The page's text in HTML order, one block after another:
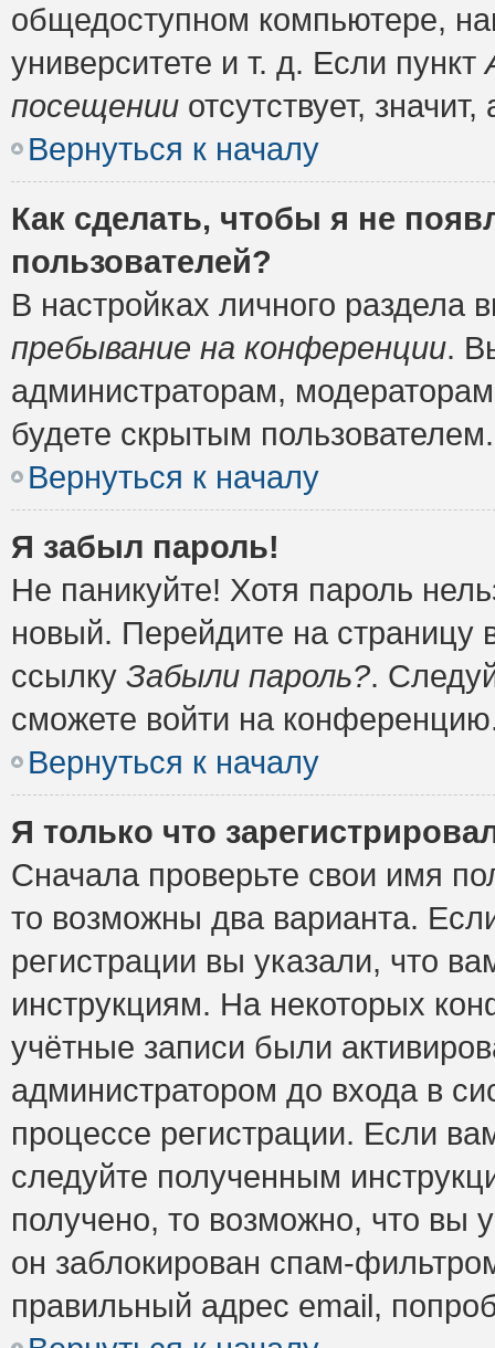
общедоступном компьютере,
университете и т. д. Если пункт
посещении отсутствует,
Вернуться к началу
Как сделать, чтобы я не
пользователей?
В настройках личного
пребывание на конференции.
администраторам,
будете скрытым пользователем.
Вернуться к началу
Я забыл пароль!
Не паникуйте! Хотя пароль
новый. Перейдите на
ссылку Забыли пароль?.
сможете войти на
Вернуться к началу
Я только что
Сначала проверьте свои имя
то возможны два варианта.
регистрации вы указали, что
инструкциям. На некоторых
учётные записи были
администратором до входа в
процессе регистрации. Если
следуйте полученным
получено, то возможно, что вы
он заблокирован спам-
правильный адрес email,